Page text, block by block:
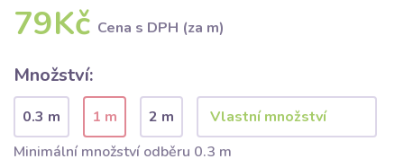
79Kč Cena s DPH (za m)
Množství:
0.3 m 1 m
2 m
Minimální množství odběru 0.3 m